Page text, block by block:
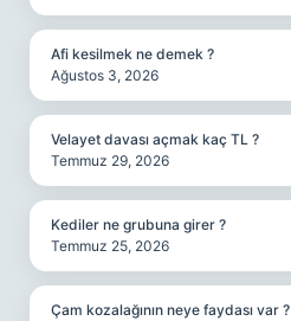
Afi kesilmek ne demek ?
Ağustos 3, 2026
Velayet davası açmak kaç TL ?
Temmuz 29, 2026
Kediler ne grubuna girer ?
Temmuz 25, 2026
Çam kozalağının neye faydası var ?